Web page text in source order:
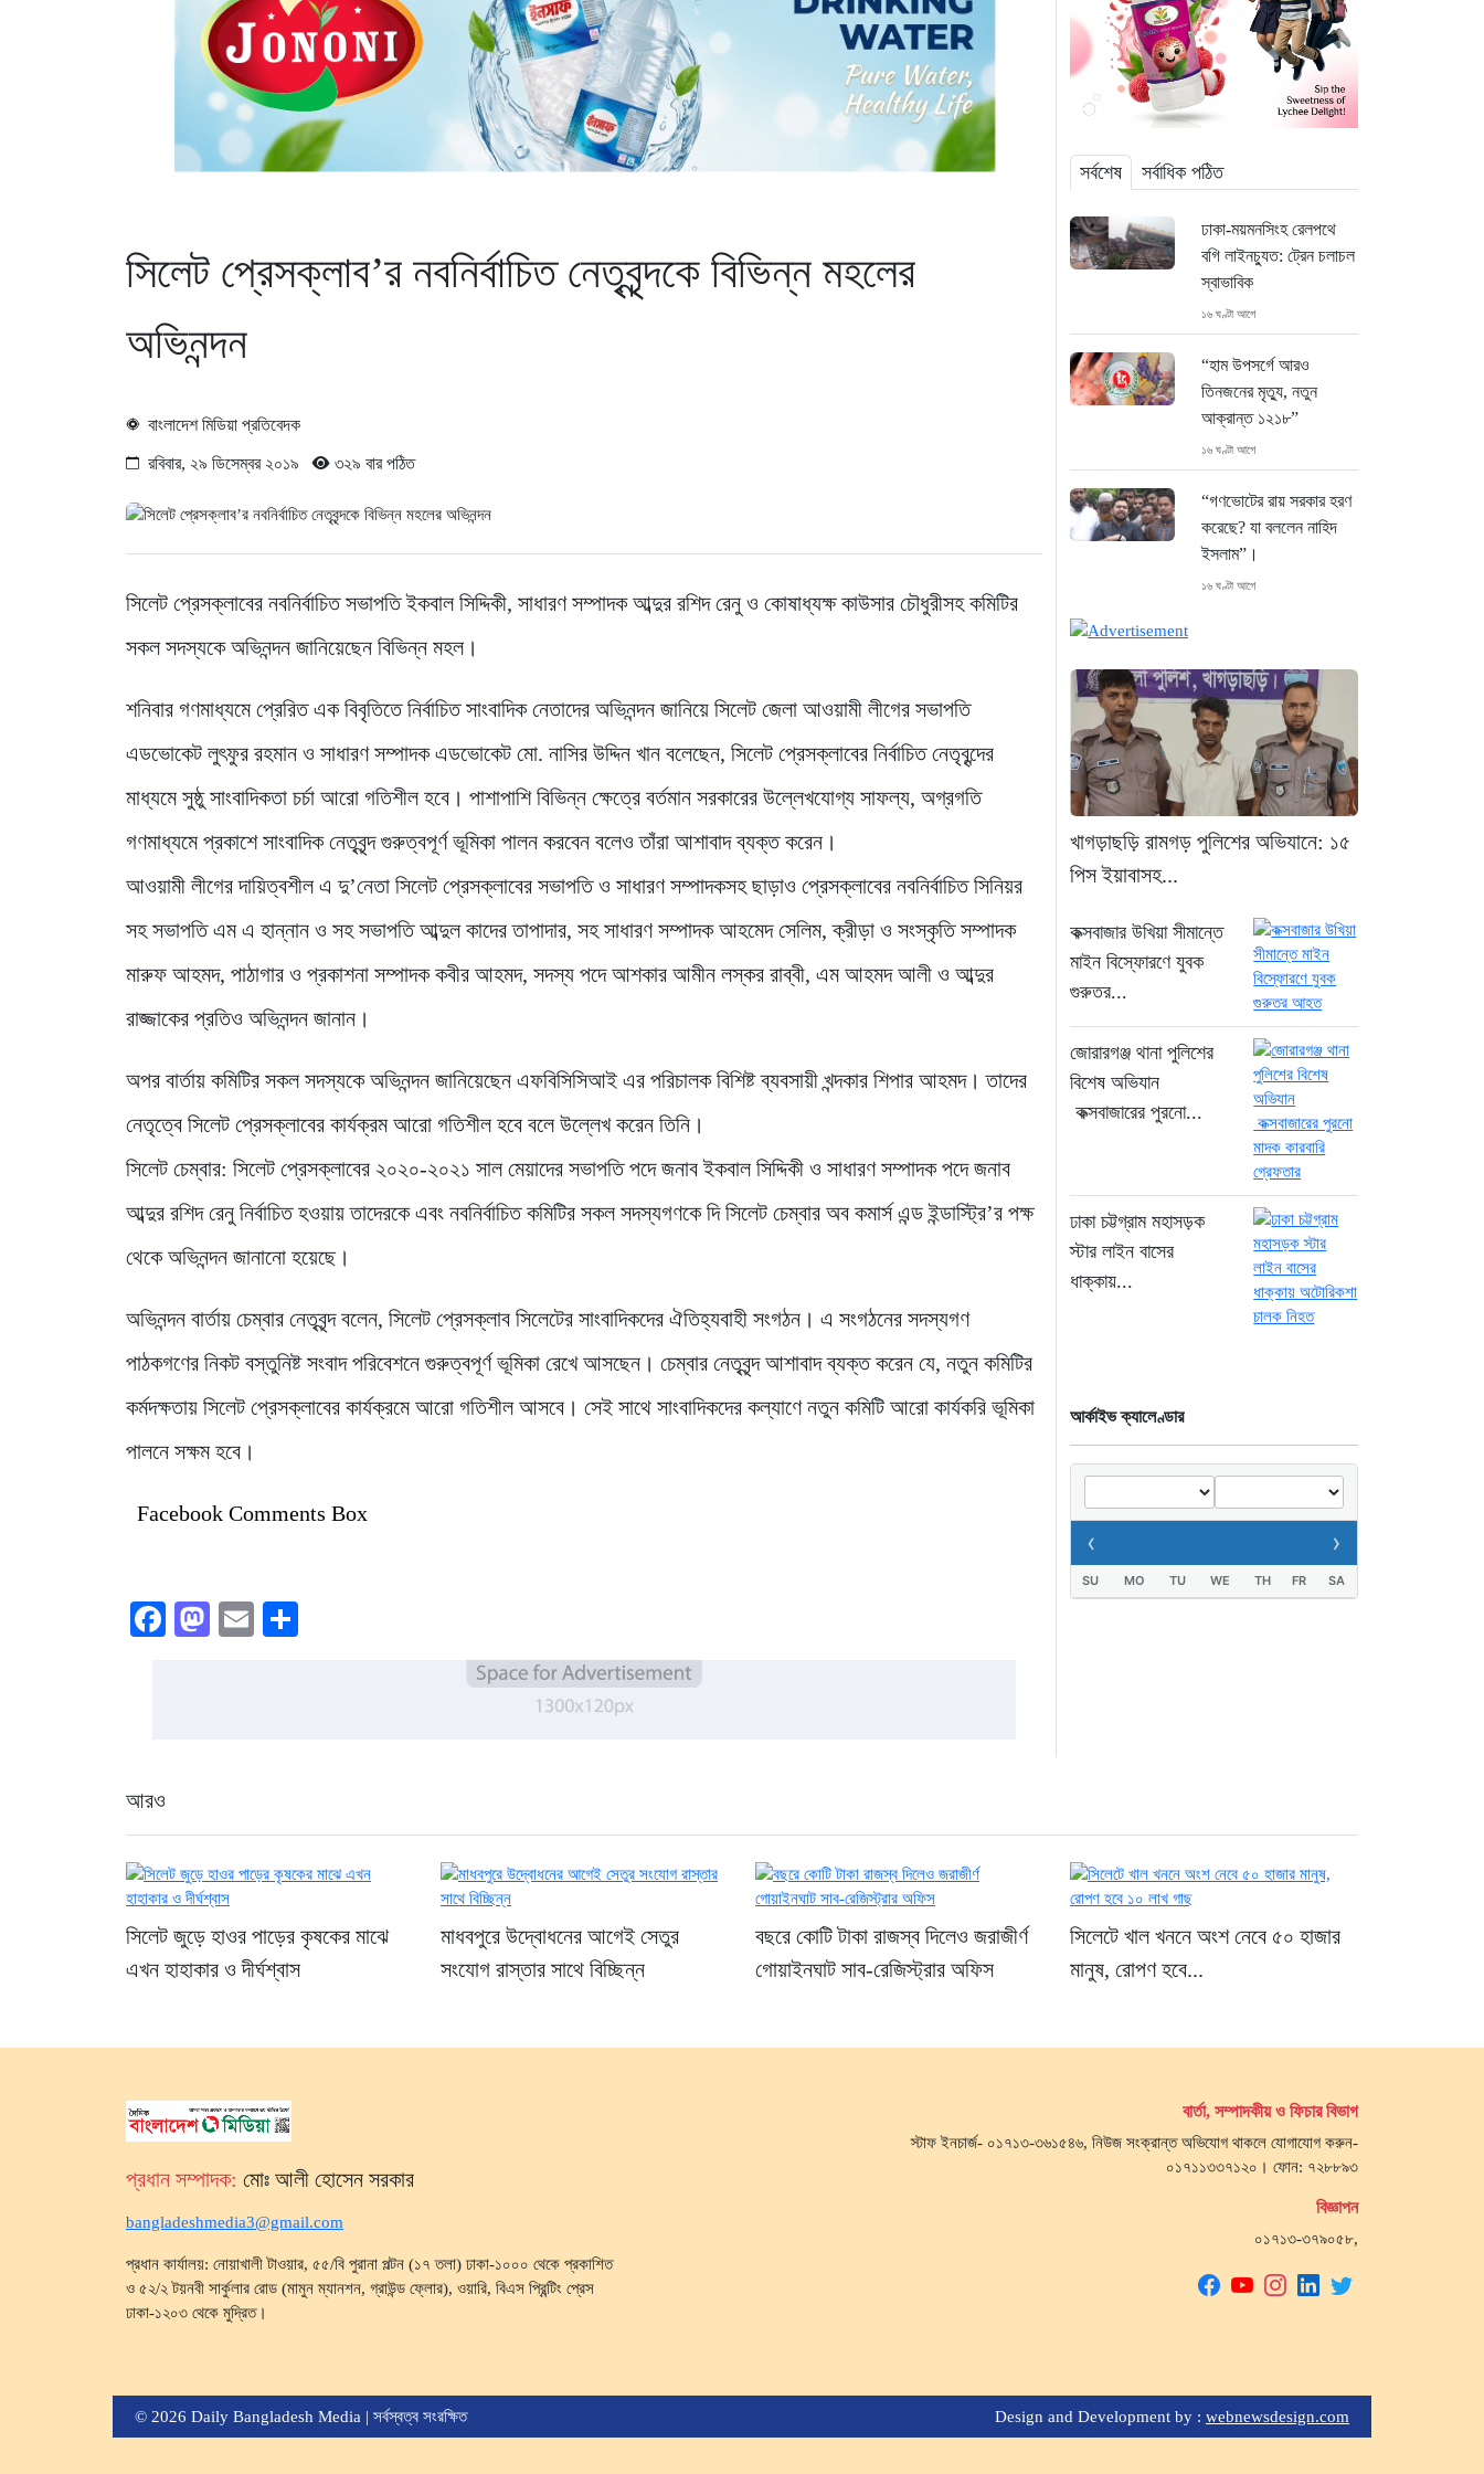
সিলেট প্রেসক্লাব’র নবনির্বাচিত নেতৃবৃন্দকে বিভিন্ন মহলের
অভিনন্দন
বাংলাদেশ মিডিয়া প্রতিবেদক
রবিবার, ২৯ ডিসেম্বর ২০১৯ ৩২৯ বার পঠিত
সিলেট প্রেসক্লাবের নবনির্বাচিত সভাপতি ইকবাল সিদ্দিকী, সাধারণ সম্পাদক আব্দুর রশিদ রেনু ও কোষাধ্যক্ষ কাউসার চৌধুরীসহ কমিটির
সকল সদস্যকে অভিনন্দন জানিয়েছেন বিভিন্ন মহল।
শনিবার গণমাধ্যমে প্রেরিত এক বিবৃতিতে নির্বাচিত সাংবাদিক নেতাদের অভিনন্দন জানিয়ে সিলেট জেলা আওয়ামী লীগের সভাপতি
এডভোকেট লুৎফুর রহমান ও সাধারণ সম্পাদক এডভোকেট মো. নাসির উদ্দিন খান বলেছেন, সিলেট প্রেসক্লাবের নির্বাচিত নেতৃবৃন্দের
মাধ্যমে সুষ্ঠু সাংবাদিকতা চর্চা আরো গতিশীল হবে। পাশাপাশি বিভিন্ন ক্ষেত্রে বর্তমান সরকারের উল্লেখযোগ্য সাফল্য, অগ্রগতি
গণমাধ্যমে প্রকাশে সাংবাদিক নেতৃবৃন্দ গুরুত্বপূর্ণ ভূমিকা পালন করবেন বলেও তাঁরা আশাবাদ ব্যক্ত করেন।
আওয়ামী লীগের দায়িত্বশীল এ দু’নেতা সিলেট প্রেসক্লাবের সভাপতি ও সাধারণ সম্পাদকসহ ছাড়াও প্রেসক্লাবের নবনির্বাচিত সিনিয়র
সহ সভাপতি এম এ হান্নান ও সহ সভাপতি আব্দুল কাদের তাপাদার, সহ সাধারণ সম্পাদক আহমেদ সেলিম, ক্রীড়া ও সংস্কৃতি সম্পাদক
মারুফ আহমদ, পাঠাগার ও প্রকাশনা সম্পাদক কবীর আহমদ, সদস্য পদে আশকার আমীন লস্কর রাব্বী, এম আহমদ আলী ও আব্দুর
রাজ্জাকের প্রতিও অভিনন্দন জানান।
অপর বার্তায় কমিটির সকল সদস্যকে অভিনন্দন জানিয়েছেন এফবিসিসিআই এর পরিচালক বিশিষ্ট ব্যবসায়ী খন্দকার শিপার আহমদ। তাদের
নেতৃত্বে সিলেট প্রেসক্লাবের কার্যক্রম আরো গতিশীল হবে বলে উল্লেখ করেন তিনি।
সিলেট চেম্বার: সিলেট প্রেসক্লাবের ২০২০-২০২১ সাল মেয়াদের সভাপতি পদে জনাব ইকবাল সিদ্দিকী ও সাধারণ সম্পাদক পদে জনাব
আব্দুর রশিদ রেনু নির্বাচিত হওয়ায় তাদেরকে এবং নবনির্বাচিত কমিটির সকল সদস্যগণকে দি সিলেট চেম্বার অব কমার্স এন্ড ইন্ডাস্ট্রি’র পক্ষ
থেকে অভিনন্দন জানানো হয়েছে।
অভিনন্দন বার্তায় চেম্বার নেতৃবৃন্দ বলেন, সিলেট প্রেসক্লাব সিলেটের সাংবাদিকদের ঐতিহ্যবাহী সংগঠন। এ সংগঠনের সদস্যগণ
পাঠকগণের নিকট বস্তুনিষ্ট সংবাদ পরিবেশনে গুরুত্বপূর্ণ ভূমিকা রেখে আসছেন। চেম্বার নেতৃবৃন্দ আশাবাদ ব্যক্ত করেন যে, নতুন কমিটির
কর্মদক্ষতায় সিলেট প্রেসক্লাবের কার্যক্রমে আরো গতিশীল আসবে। সেই সাথে সাংবাদিকদের কল্যাণে নতুন কমিটি আরো কার্যকরি ভূমিকা
পালনে সক্ষম হবে।
Facebook Comments Box
Facebook
Mastodon
Email
সর্বশেষ সর্বাধিক পঠিত
ঢাকা-ময়মনসিংহ রেলপথে
বগি লাইনচ্যুত: ট্রেন চলাচল
স্বাভাবিক
১৬ ঘণ্টা আগে
“হাম উপসর্গে আরও
তিনজনের মৃত্যু, নতুন
আক্রান্ত ১২১৮”
১৬ ঘণ্টা আগে
“গণভোটের রায় সরকার হরণ
করেছে? যা বললেন নাহিদ
ইসলাম”।
১৬ ঘণ্টা আগে
করেছেন: মির্জা ফখরুল
১৭ ঘণ্টা আগে
থাইল্যান্ডে ভয়াবহ বন্দুক
হামলা: দাদা-দাদিসহ স্কুলে
১৭ ঘণ্টা আগে
সংঘর্ষ: ঝরে গেল ৮টি তাজা
প্রাণ, হাসপাতালে ২৫
সিলিন্ডার লিকেজে ভয়াবহ
অগ্নিকাণ্ড: দগ্ধ ৩ জনের
অবস্থা আশঙ্কাজনক
১৮ ঘণ্টা আগে
খুনির দোসর ও ফ্যাসিবাদের
সহযোগী’, সাকিবকে নিয়ে
বিস্ফোরক আসিফ আকবর
“ইলিয়াস আলীকে অপহরণ-
খাগড়াছড়ি রামগড় পুলিশের
অভিযানে: ১৫ পিস ইয়াবাসহ
যুবক গ্রেপ্তার
খাগড়াছড়ি রামগড় পুলিশের অভিযানে: ১৫
পিস ইয়াবাসহ...
কক্সবাজার উখিয়া সীমান্তে
মাইন বিস্ফোরণে যুবক
গুরুতর...
জোরারগঞ্জ থানা পুলিশের
বিশেষ অভিযান
কক্সবাজারের পুরনো...
ঢাকা চট্টগ্রাম মহাসড়ক
স্টার লাইন বাসের
ধাক্কায়...
আর্কাইভ ক্যালেণ্ডার
‹ ›
SU MO TU WE TH FR SA
আরও
সিলেট জুড়ে হাওর পাড়ের কৃষকের মাঝে
এখন হাহাকার ও দীর্ঘশ্বাস
মাধবপুরে উদ্বোধনের আগেই সেতুর
সংযোগ রাস্তার সাথে বিচ্ছিন্ন
বছরে কোটি টাকা রাজস্ব দিলেও জরাজীর্ণ
গোয়াইনঘাট সাব-রেজিস্ট্রার অফিস
সিলেটে খাল খননে অংশ নেবে ৫০ হাজার
মানুষ, রোপণ হবে...
প্রধান সম্পাদক: মোঃ আলী হোসেন সরকার
bangladeshmedia3@gmail.com
প্রধান কার্যালয়: নোয়াখালী টাওয়ার, ৫৫/বি পুরানা পল্টন (১৭ তলা) ঢাকা-১০০০ থেকে প্রকাশিত
ও ৫২/২ টয়নবী সার্কুলার রোড (মামুন ম্যানশন, গ্রাউন্ড ফ্লোর), ওয়ারি, বিএস প্রিন্টিং প্রেস
ঢাকা-১২০৩ থেকে মুদ্রিত।
বার্তা, সম্পাদকীয় ও ফিচার বিভাগ
স্টাফ ইনচার্জ- ০১৭১৩-৩৬১৫৪৬, নিউজ সংক্রান্ত অভিযোগ থাকলে যোগাযোগ করুন-
০১৭১১৩৩৭১২০। ফোন: ৭২৮৮৯৩
বিজ্ঞাপন
০১৭১৩-৩৭৯০৫৮,
© 2026 Daily Bangladesh Media | সর্বস্বত্ব সংরক্ষিত Design and Development by : webnewsdesign.com